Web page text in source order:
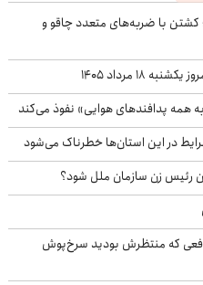
کشتن با ضربه‌های متعدد چاقو و
۱۸ مرداد ۱۴۰۵
همه پدافندهای هوایی» نفوذ می‌کند
در این استان‌ها خطرناک می‌شود
رئیس زن سازمان ملل شود؟
که منتظرش بودید سرخ‌پوش